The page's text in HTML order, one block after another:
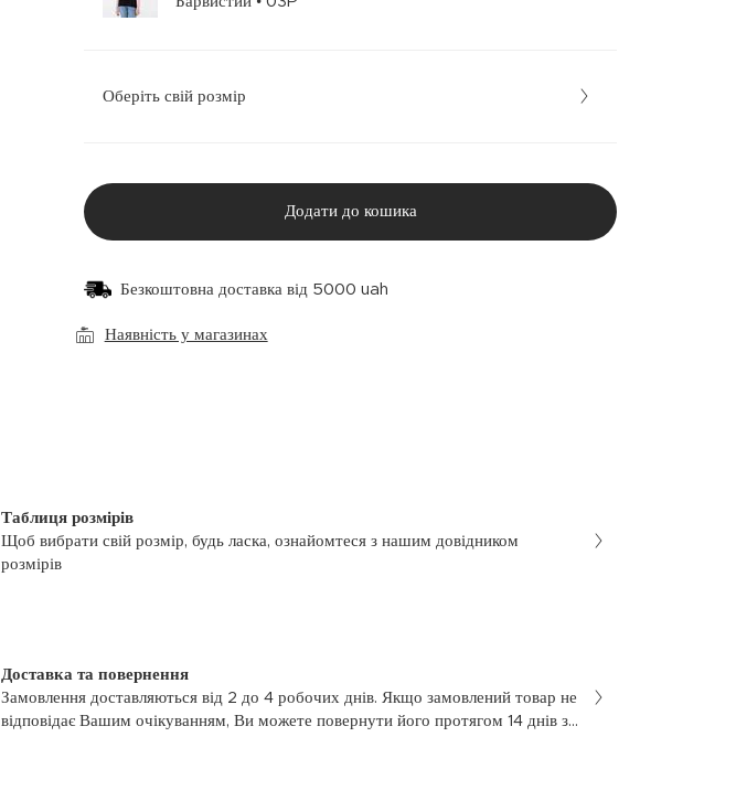
Оберіть свій розмір
Додати до кошика
Безкоштовна доставка від 5000 uah
Наявність у магазинах
Таблиця розмірів
Щоб вибрати свій розмір, будь ласка, ознайомтеся з нашим довідником
розмірів
Доставка та повернення
Замовлення доставляються від 2 до 4 робочих днів. Якщо замовлений товар не
відповідає Вашим очікуванням, Ви можете повернути його протягом 14 днів з